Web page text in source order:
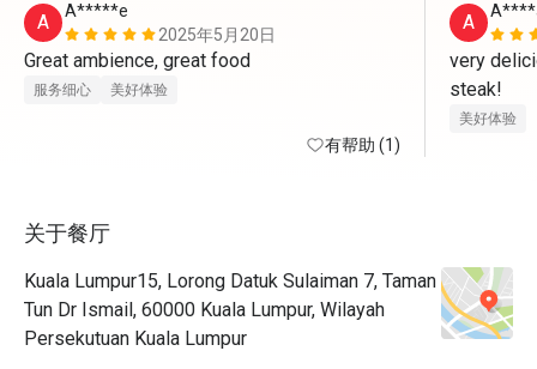
A
A*****e
2025年5月20日
Great ambience, great food
服务细心 美好体验
有帮助 (1)
A
very
steak!
美好体验
关于餐厅
Kuala Lumpur15, Lorong Datuk Sulaiman 7, Taman
Tun Dr Ismail, 60000 Kuala Lumpur, Wilayah
Persekutuan Kuala Lumpur